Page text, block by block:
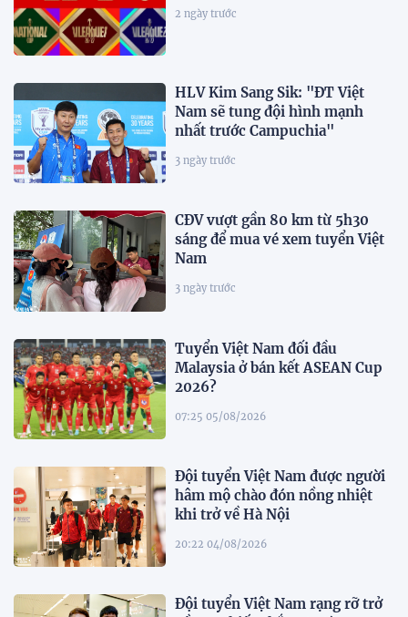
2 ngày trước
HLV Kim Sang Sik: "ĐT Việt
Nam sẽ tung đội hình mạnh
nhất trước Campuchia"
3 ngày trước
CĐV vượt gần 80 km từ 5h30
sáng để mua vé xem tuyển Việt
Nam
3 ngày trước
Tuyển Việt Nam đối đầu
Malaysia ở bán kết ASEAN Cup
2026?
07:25 05/08/2026
Đội tuyển Việt Nam được người
hâm mộ chào đón nồng nhiệt
khi trở về Hà Nội
20:22 04/08/2026
Đội tuyển Việt Nam rạng rỡ trở